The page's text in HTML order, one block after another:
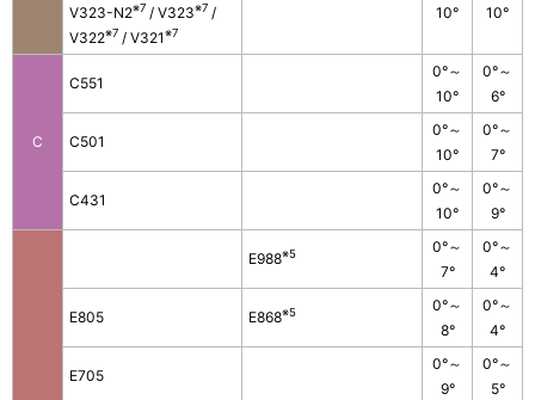
V323-N2※7 / V323※7 /
V322※7 / V321※7
10°
10°
C
C551
0°～
10°
0°～
6°
C501
0°～
10°
0°～
7°
C431
0°～
10°
0°～
9°
E988※5
0°～
7°
0°～
4°
E805 E868※5
0°～
8°
0°～
4°
E705
0°～
9°
0°～
5°